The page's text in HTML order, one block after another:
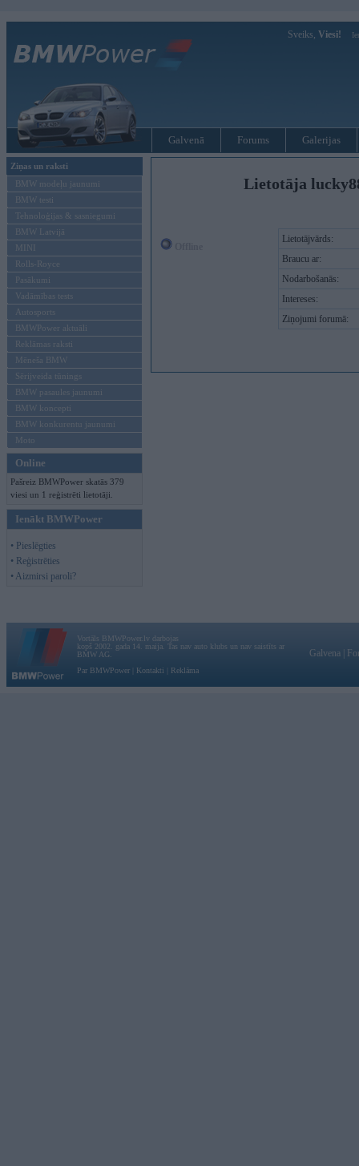
Sveiks, Viesi!
Galvenā Forums Galerijas
Ziņas un raksti
BMW modeļu jaunumi
BMW testi
Tehnoloģijas & sasniegumi
BMW Latvijā
MINI
Rolls-Royce
Pasākumi
Vadāmības tests
Autosports
BMWPower aktuāli
Reklāmas raksti
Mēneša BMW
Sērijveida tūnings
BMW pasaules jaunumi
BMW koncepti
BMW konkurentu jaunumi
Moto
Online
Pašreiz BMWPower skatās 379
viesi un 1 reģistrēti lietotāji.
Ienākt BMWPower
• Pieslēgties
• Reģistrēties
• Aizmirsi paroli?
Lietotāja
Lietotājvārds:
Braucu ar:
Nodarbošanās:
Intereses:
Ziņojumi forumā:
Vortāls BMWPower.lv darbojas
kopš 2002. gada 14. maija. Tas nav auto klubs un nav saistīts ar
BMW AG.
Par BMWPower
Kontakti Reklāma
Galvena